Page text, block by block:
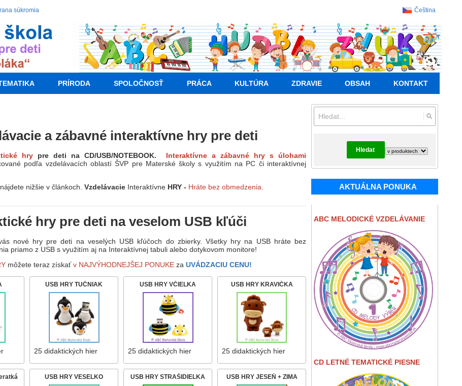
súkromia Čeština
PRÍRODA SPOLOČNOSŤ PRÁCA KULTÚRA ZDRAVIE OBSAH KONTAKT
Hledat
AKTUÁLNA PONUKA
ABC MELODICKÉ VZDELÁVANIE
CD LETNÉ TEMATICKÉ PIESNE
a zábavné interaktívne hry pre deti
hry pre deti na CD/USB/NOTEBOOK. Interaktívne a zábavné hry s úlohami
podľa vzdelávacích oblastí ŠVP pre Materské školy s využitím na PC či interaktívnej
nižšie v článkoch. Vzdelávacie Interaktívne HRY - Hráte bez obmedzenia.
hry pre deti na veselom USB kľúči
nové hry pre deti na veselých USB kľúčoch do zbierky. Všetky hry na USB hráte bez
priamo z USB s využitím aj na Interaktívnej tabuli alebo dotykovom monitore!
môžete teraz získaťv NAJVÝHODNEJŠEJ PONUKE za UVÁDZACIU CENU!
USB HRY TUČNIAK
25 didaktických hier
USB HRY VČIELKA
25 didaktických hier
USB HRY KRAVIČKA
25 didaktických hier
USB HRY VESELKO USB HRY STRAŠIDIELKA USB HRY JESEŇ + ZIMA